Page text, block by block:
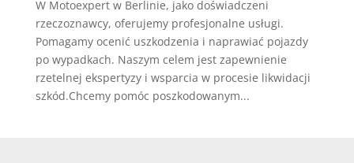
W Motoexpert w Berlinie, jako doświadczeni
rzeczoznawcy, oferujemy profesjonalne usługi.
Pomagamy ocenić uszkodzenia i naprawiać pojazdy
po wypadkach. Naszym celem jest zapewnienie
rzetelnej ekspertyzy i wsparcia w procesie likwidacji
szkód.Chcemy pomóc poszkodowanym...